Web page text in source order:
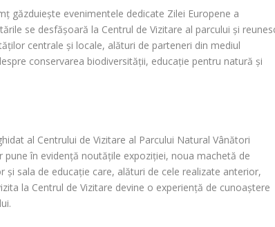
găzduiește evenimentele dedicate Zilei Europene a
se desfășoară la Centrul de Vizitare al parcului și
centrale și locale, alături de parteneri din mediul
conservarea biodiversității, educație pentru natură și
al Centrului de Vizitare al Parcului Natural Vânători
în evidență noutățile expoziției, noua machetă de
sala de educație care, alături de cele realizate anterior,
la Centrul de Vizitare devine o experiență de cunoaștere